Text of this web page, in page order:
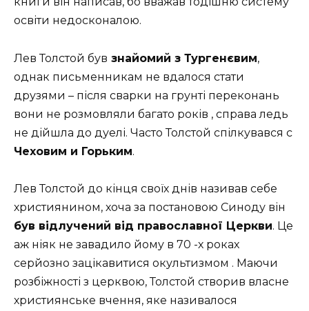
освіти недосконалою.
Лев Толстой був знайомий з Тургенєвим,
однак письменникам не вдалося стати
друзями – після сварки на грунті переконань
вони не розмовляли багато років , справа ледь
не дійшла до дуелі. Часто Толстой спілкувався с
Чеховим и Горьким.
Лев Толстой до кінця своїх днів називав себе
християнином, хоча за постановою Синоду він
був відлучений від православної Церкви. Це
аж ніяк не завадило йому в 70 -х роках
серйозно зацікавитися окультизмом . Маючи
розбіжності з церквою, Толстой створив власне
християнське вчення, яке називалося